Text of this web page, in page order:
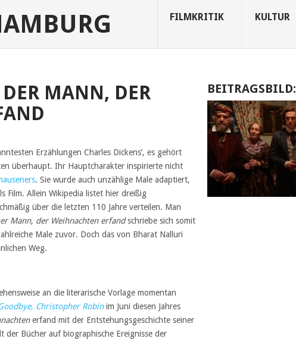
FILMKRITIK KULTUR
MANN, DER
Erzählungen Charles Dickens’, es gehört
überhaupt. Ihr Hauptcharakter inspirierte nicht
. Sie wurde auch unzählige Male adaptiert,
Film. Allein Wikipedia listet hier dreißig
über die letzten 110 Jahre verteilen. Man
Mann, der Weihnachten erfandschriebe sich somit
Male zuvor. Doch das von Bharat Nalluri
Weg.
an die literarische Vorlage momentan
Christopher Robinim Juni diesen Jahres
erfand mit der Entstehungsgeschichte seiner
der Bücher auf biographische Ereignisse der
BEITRAGSBILD: